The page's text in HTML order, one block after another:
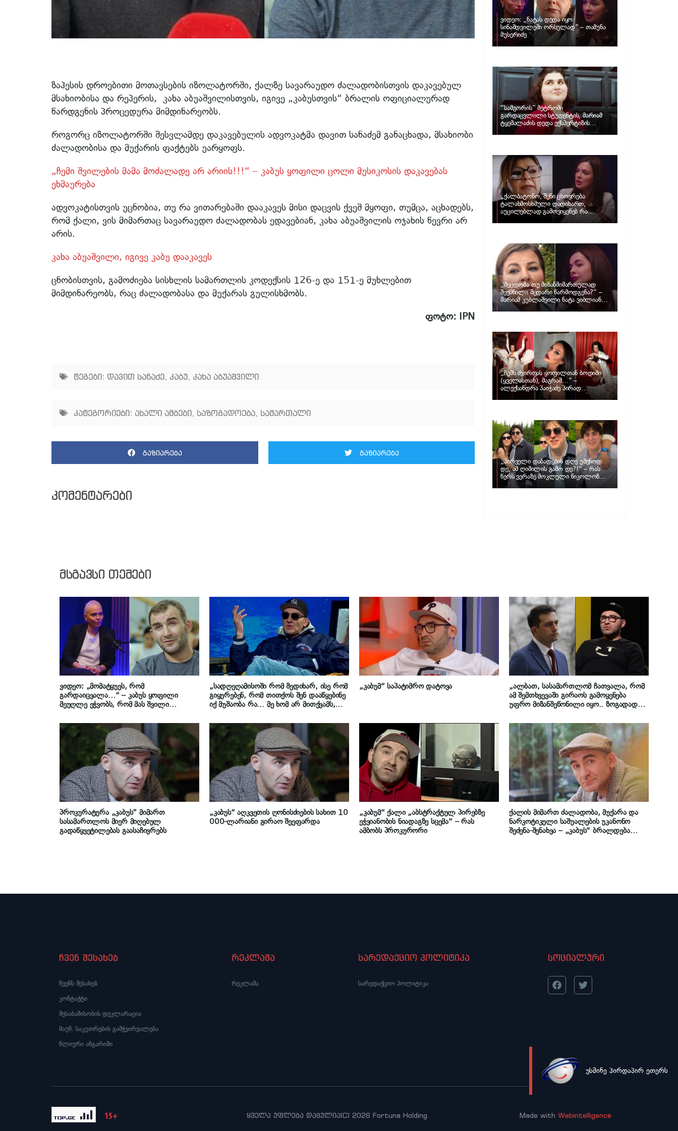
LIVEუსმინე პირდაპირ ეთერს
ზაჰესის დროებითი მოთავსების იზოლატორში, ქალზე სავარაუდო ძალადობისთვის დაკავებულ
მსახიობისა და რეპერის, კახა აბუაშვილისთვის, იგივე „კაბუსთვის“ ბრალის ოფიციალურად
წარდგენის პროცედურა მიმდინარეობს.
როგორც იზოლატორში შესვლამდე დაკავებულის ადვოკატმა დავით სანაძემ განაცხადა, მსახიობი
ძალადობისა და მუქარის ფაქტებს უარყოფს.
„ჩემი შვილების მამა მოძალადე არ არიის!!!“ – კაბუს ყოფილი ცოლი მუსიკოსის დაკავებას
ეხმაურება
ადვოკატისთვის უცნობია, თუ რა ვითარებაში დააკავეს მისი დაცვის ქვეშ მყოფი, თუმცა, აცხადებს,
რომ ქალი, ვის მიმართაც სავარაუდო ძალადობას ედავებიან, კახა აბუაშვილის ოჯახის წევრი არ
არის.
კახა აბუაშვილი, იგივე კაბუ დააკავეს
ცნობისთვის, გამოძიება სისხლის სამართლის კოდექსის 126-ე და 151-ე მუხლებით
მიმდინარეობს, რაც ძალადობასა და მუქარას გულისხმობს.
ფოტო: IPN
ტეგები: დავით სანაძე, კაბუ, კახა აბუაშვილი
კატეგორიები: ახალი ამბები, საზოგადოება, სამართალი
გაზიარება გაზიარება
კომენტარები
ვიდეო: „ნატას დედა იყო
სინამდვილეში ორსულად“ – თამუნა
მუსერიძე
“სამგორის” მეტროში
გარდაცვლილი სტუდენტის, მარიამ
ტყემალაძის დედა ექსპერტიზის
პასუხს აქვეყნებს – რა გახდა გოგონას
„ქალბატონო, შენი ცხოვრება
ტალახმოსხმული დადიხართ,
აუცილებლად გამოვიყენებ რა
ინფორმაციაც მაქვს“… – რა
„შეცდომა თუ მიზანმიმართულად
შექმნილი მცდარი წარმოდგენა?“ –
მარიამ კუბლაშვილი ნატა ვიბლიანის
საქმეზე ვიდეომიმართვას ავრცელებს
„ჩემს ძვირფას ყოფილთან ბოდიში
(ყველასთან), მაგრამ…“ –
ალექსანდრა პაიჭაძე პირად
„პირველი დაბადების დღე უშენოდ
დე, ამ ღიმილის გამო დე?!“ – რას
წერს ვერაზე მოკლული ნიკოლოზ
ღუნაშვილის დედა
მსგავსი თემები
ვიდეო: „მომატყუეს, რომ
გარდაიცვალა…“ – კაბუს ყოფილი
მეუღლე ეჭვობს, რომ მას შვილი
„სადღეღამისოში რომ შედიხარ, ისე რომ
გიყურებენ, რომ თითქოს შენ დააწყებინე
იქ მუშაობა რა… მე ხომ არ მითქვამს,
მეჭყანები? გამიღიმე, გამარჯობა მითხარი
რა!“ – კახა აბუაშვილი (კაბუ)
„კაბუმ“ საპატიმრო დატოვა
„ალბათ, სასამართლომ ჩათვალა, რომ
ამ შემთხვევაში გირაოს გამოყენება
უფრო მიზანშეწონილი იყო.. ზოგადად
დასჯილი“ – სახალხო დამცველი
„კაბუსთვის“ გირაოს შეფარდებაზე
პროკურატურა „კაბუს” მიმართ
სასამართლოს მიერ მიღებულ
გადაწყვეტილებას გაასაჩივრებს
„კაბუს“ აღკვეთის ღონისძიების სახით 10
000-ლარიანი გირაო შეეფარდა
„კაბუმ“ ქალი „აბსტრაქტულ პირებზე
ეჭვიანობის ნიადაგზე სცემა“ – რას
ამბობს პროკურორი
ქალის მიმართ ძალადობა, მუქარა და
ნარკოტიკული საშუალების უკანონო
შეძენა-შენახვა – „კაბუს“ ბრალდება
ჩვენ შესახებ
ჩვენს შესახებ
კონტაქტი
შესაბამისობის დეკლარაცია
მაუწ. საკუთრების გამჭვირვალება
წლიური ანგარიში
რეკლამა
რეკლამა
სარედაქციო პოლიტიკა
სარედაქციო პოლიტიკა
სოციალური
ყველა უფლება დაცულია(C) 2026 Fortuna Holding Made with Webintelligence